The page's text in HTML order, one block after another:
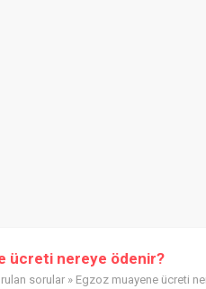
ücreti nereye ödenir?
sorular » Egzoz muayene ücreti